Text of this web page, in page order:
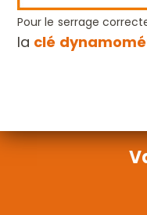
Pour le serrage
la clé